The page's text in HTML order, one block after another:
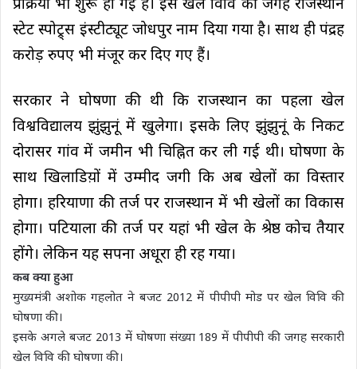
प्रक्रिया भी शुरू हो गई है। इसे खेल विवि की जगह राजस्थान
स्टेट स्पोट्र्स इंस्टीट्यूट जोधपुर नाम दिया गया है। साथ ही पंद्रह
करोड़ रुपए भी मंजूर कर दिए गए हैं।
सरकार ने घोषणा की थी कि राजस्थान का पहला खेल
विश्वविद्यालय झुंझुनूं में खुलेगा। इसके लिए झुंझुनूं के निकट
दोरासर गांव में जमीन भी चिह्नित कर ली गई थी। घोषणा के
साथ खिलाडिय़ों में उम्मीद जगी कि अब खेलों का विस्तार
होगा। हरियाणा की तर्ज पर राजस्थान में भी खेलों का विकास
होगा। पटियाला की तर्ज पर यहां भी खेल के श्रेष्ठ कोच तैयार
होंगे। लेकिन यह सपना अधूरा ही रह गया।
कब क्या हुआ
मुख्यमंत्री अशोक गहलोत ने बजट 2012 में पीपीपी मोड पर खेल विवि की
घोषणा की।
इसके अगले बजट 2013 में घोषणा संख्या 189 में पीपीपी की जगह सरकारी
खेल विवि की घोषणा की।